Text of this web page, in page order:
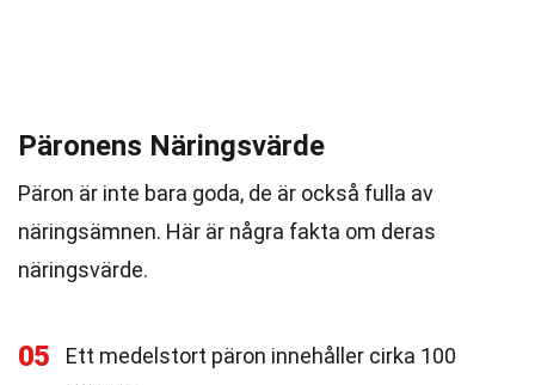
Päronens Näringsvärde
Päron är inte bara goda, de är också fulla av
näringsämnen. Här är några fakta om deras
näringsvärde.
05
Ett medelstort päron innehåller cirka 100